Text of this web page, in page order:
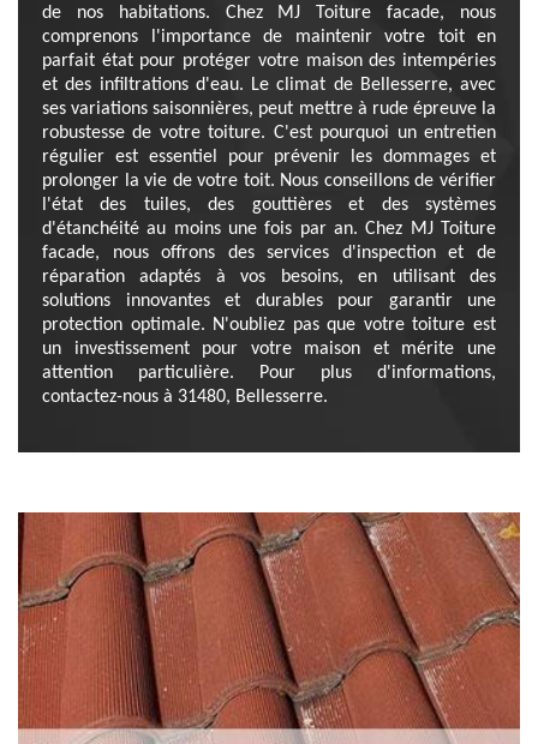
de nos habitations. Chez MJ Toiture facade, nous
comprenons l'importance de maintenir votre toit en
parfait état pour protéger votre maison des intempéries
et des infiltrations d'eau. Le climat de Bellesserre, avec
ses variations saisonnières, peut mettre à rude épreuve la
robustesse de votre toiture. C'est pourquoi un entretien
régulier est essentiel pour prévenir les dommages et
prolonger la vie de votre toit. Nous conseillons de vérifier
l'état des tuiles, des gouttières et des systèmes
d'étanchéité au moins une fois par an. Chez MJ Toiture
facade, nous offrons des services d'inspection et de
réparation adaptés à vos besoins, en utilisant des
solutions innovantes et durables pour garantir une
protection optimale. N'oubliez pas que votre toiture est
un investissement pour votre maison et mérite une
attention particulière. Pour plus d'informations,
contactez-nous à 31480, Bellesserre.